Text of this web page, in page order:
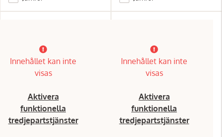
Innehållet kan inte
visas
Aktivera
funktionella
tredjepartstjänster
Innehållet kan inte
visas
Aktivera
funktionella
tredjepartstjänster